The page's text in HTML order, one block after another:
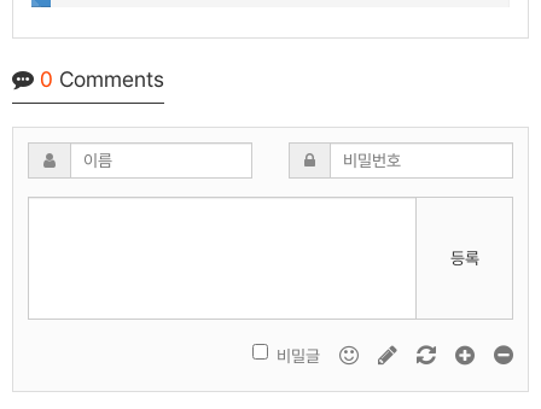
0 Comments
등록
비밀글